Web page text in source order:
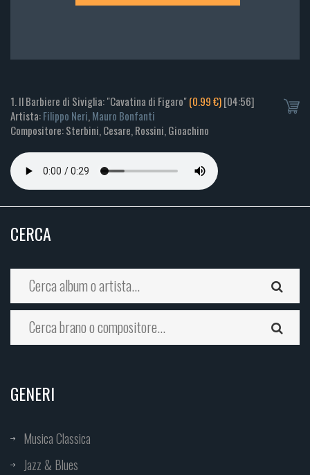
1. Il Barbiere di Siviglia: "Cavatina di Figaro"(0.99 €)[04:56]
Artista:Filippo Neri,Mauro Bonfanti
Compositore: Sterbini, Cesare, Rossini, Gioachino
CERCA
GENERI
Musica Classica
Jazz & Blues